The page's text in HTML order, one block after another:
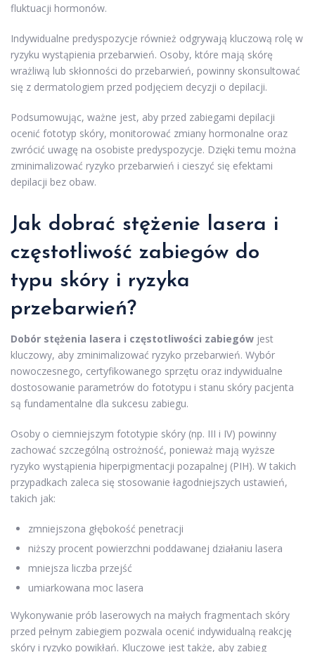
fluktuacji hormonów.
Indywidualne predyspozycje również odgrywają kluczową rolę w
ryzyku wystąpienia przebarwień. Osoby, które mają skórę
wrażliwą lub skłonności do przebarwień, powinny skonsultować
się z dermatologiem przed podjęciem decyzji o depilacji.
Podsumowując, ważne jest, aby przed zabiegami depilacji
ocenić fototyp skóry, monitorować zmiany hormonalne oraz
zwrócić uwagę na osobiste predyspozycje. Dzięki temu można
zminimalizować ryzyko przebarwień i cieszyć się efektami
depilacji bez obaw.
Jak dobrać stężenie lasera i
częstotliwość zabiegów do
typu skóry i ryzyka
przebarwień?
Dobór stężenia lasera i częstotliwości zabiegów jest
kluczowy, aby zminimalizować ryzyko przebarwień. Wybór
nowoczesnego, certyfikowanego sprzętu oraz indywidualne
dostosowanie parametrów do fototypu i stanu skóry pacjenta
są fundamentalne dla sukcesu zabiegu.
Osoby o ciemniejszym fototypie skóry (np. III i IV) powinny
zachować szczególną ostrożność, ponieważ mają wyższe
ryzyko wystąpienia hiperpigmentacji pozapalnej (PIH). W takich
przypadkach zaleca się stosowanie łagodniejszych ustawień,
takich jak:
zmniejszona głębokość penetracji
niższy procent powierzchni poddawanej działaniu lasera
mniejsza liczba przejść
umiarkowana moc lasera
Wykonywanie prób laserowych na małych fragmentach skóry
przed pełnym zabiegiem pozwala ocenić indywidualną reakcję
skóry i ryzyko powikłań. Kluczowe jest także, aby zabieg